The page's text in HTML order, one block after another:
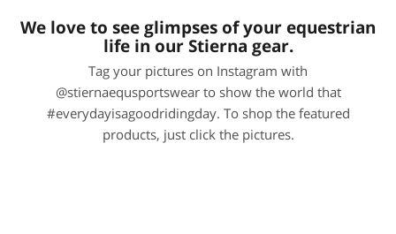
We love to see glimpses of your equestrian
life in our Stierna gear.
Tag your pictures on Instagram with
@stiernaequsportswear to show the world that
#everydayisagoodridingday. To shop the featured
products, just click the pictures.